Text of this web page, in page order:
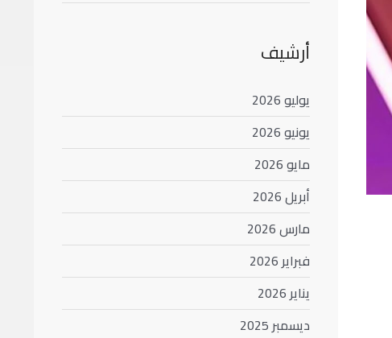
أرشيف
يوليو 2026
يونيو 2026
مايو 2026
أبريل 2026
مارس 2026
فبراير 2026
يناير 2026
ديسمبر 2025